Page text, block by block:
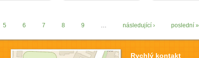
5 6 7 8 9 následující › poslední »
Rychlý kontakt